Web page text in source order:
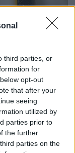
third parties, or
for
opt-out
that after your
seeing
utilized by
parties prior to
the further
parties on the
a hazai